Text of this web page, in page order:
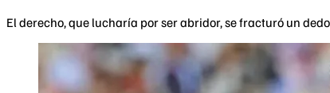
El derecho, que lucharía por ser abridor, se fracturó un